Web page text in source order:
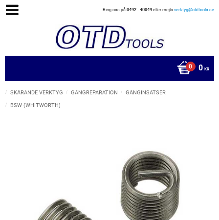
Ring oss på0492 - 40049eller mejlaverktyg@otdtools.se
0 KR
SKÄRANDE VERKTYG GÄNGREPARATION
GÄNGINSATSER
BSW (WHITWORTH)